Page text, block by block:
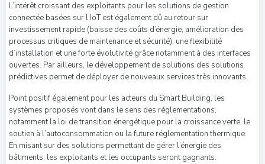
L’intérêt croissant des exploitants pour les solutions de gestion
connectée basées sur l’IoT est également dû au retour sur
investissement rapide (baisse des coûts d’énergie, amélioration des
processus critiques de maintenance et sécurité), une flexibilité
d’installation et une forte évolutivité grâce notamment à des interfaces
ouvertes. Par ailleurs, le développement de solutions des solutions
prédictives permet de déployer de nouveaux services très innovants.
Point positif également pour les acteurs du Smart Building, les
systèmes proposés vont dans le sens des réglementations,
notamment la loi de transition énergétique pour la croissance verte, le
soutien à l’autoconsommation ou la future réglementation thermique.
En misant sur des solutions permettant de gérer l’énergie des
bâtiments, les exploitants et les occupants seront gagnants.